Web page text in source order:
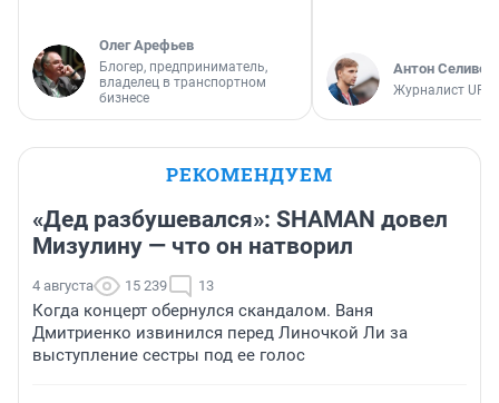
Олег Арефьев
Блогер, предприниматель,
владелец в транспортном
бизнесе
Антон
Журналист
РЕКОМЕНДУЕМ
«Дед разбушевался»: SHAMAN довел
Мизулину — что он натворил
4 августа 15 239 13
Когда концерт обернулся скандалом. Ваня
Дмитриенко извинился перед Линочкой Ли за
выступление сестры под ее голос